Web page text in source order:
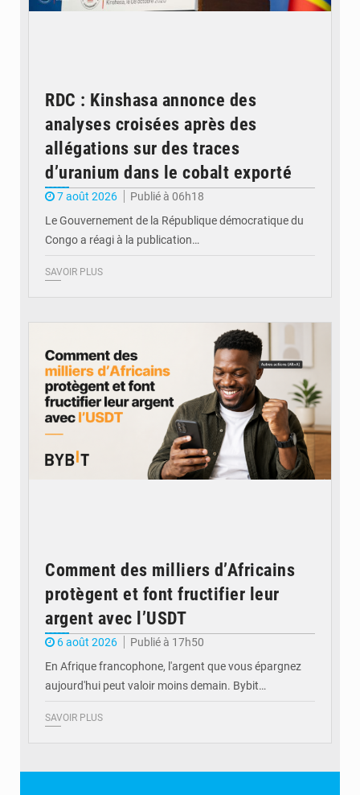
RDC : Kinshasa annonce des
analyses croisées après des
allégations sur des traces
d’uranium dans le cobalt exporté
7 août 2026
Publié à 06h18
Le Gouvernement de la République démocratique du
Congo a réagi à la publication…
SAVOIR PLUS
Comment des milliers d’Africains
protègent et font fructifier leur
argent avec l’USDT
6 août 2026
Publié à 17h50
En Afrique francophone, l'argent que vous épargnez
aujourd'hui peut valoir moins demain. Bybit…
SAVOIR PLUS